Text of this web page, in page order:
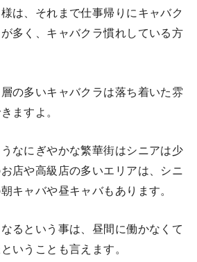
は、それまで仕事帰りにキャバク
多く、キャバクラ慣れしている方
の多いキャバクラは落ち着いた雰
ますよ。
なにぎやかな繁華街はシニアは少
店や高級店の多いエリアは、シニ
キャバや昼キャバもあります。
るという事は、昼間に働かなくて
いうことも言えます。